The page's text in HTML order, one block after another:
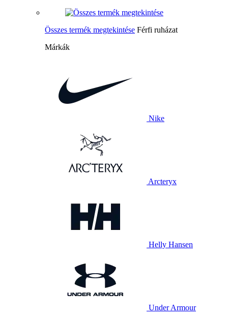
Összes termék megtekintése Férfi ruházat
Márkák
Nike
Arcteryx
Helly Hansen
Under Armour